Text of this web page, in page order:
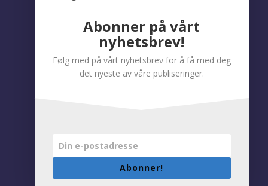
Personvernregler|Tilgjengelighetserklæring
Abonner på vårt
nyhetsbrev!
Følg med på vårt nyhetsbrev for å få med deg
det nyeste av våre publiseringer.
Abonner!